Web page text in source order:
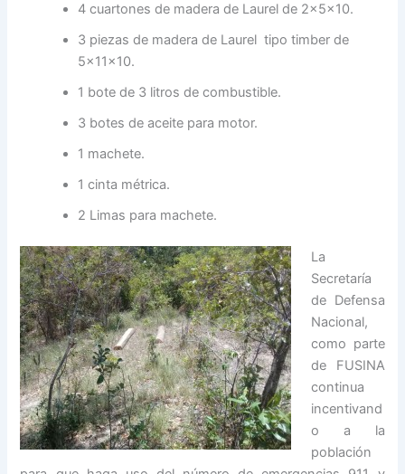
4 cuartones de madera de Laurel de 2x5x10.
3 piezas de madera de Laurel tipo timber de
5x11x10.
1 bote de 3 litros de combustible.
3 botes de aceite para motor.
1 machete.
1 cinta métrica.
2 Limas para machete.
La
Secretaría
de Defensa
Nacional,
como parte
de FUSINA
continua
incentivand
o a la
población